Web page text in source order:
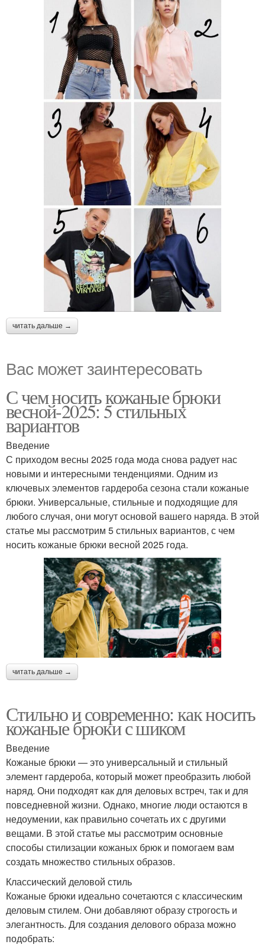
читать дальше →
Вас может заинтересовать
С чем носить кожаные брюки
весной-2025: 5 стильных
вариантов
Введение
С приходом весны 2025 года мода снова радует нас
новыми и интересными тенденциями. Одним из
ключевых элементов гардероба сезона стали кожаные
брюки. Универсальные, стильные и подходящие для
любого случая, они могут основой вашего наряда. В этой
статье мы рассмотрим 5 стильных вариантов, с чем
носить кожаные брюки весной 2025 года.
читать дальше →
Стильно и современно: как носить
кожаные брюки с шиком
Введение
Кожаные брюки — это универсальный и стильный
элемент гардероба, который может преобразить любой
наряд. Они подходят как для деловых встреч, так и для
повседневной жизни. Однако, многие люди остаются в
недоумении, как правильно сочетать их с другими
вещами. В этой статье мы рассмотрим основные
способы стилизации кожаных брюк и помогаем вам
создать множество стильных образов.
Классический деловой стиль
Кожаные брюки идеально сочетаются с классическим
деловым стилем. Они добавляют образу строгость и
элегантность. Для создания делового образа можно
подобрать: